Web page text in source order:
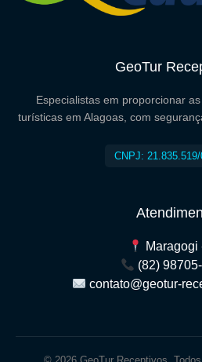
GeoTur
Especialistas em proporcionar
turísticas em Alagoas, com
CNPJ: 21.835.519/
Maragogi
(82)
contato@geotur-